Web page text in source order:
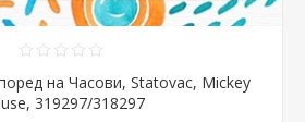
на Часови, Statovac, Mickey
319297/318297